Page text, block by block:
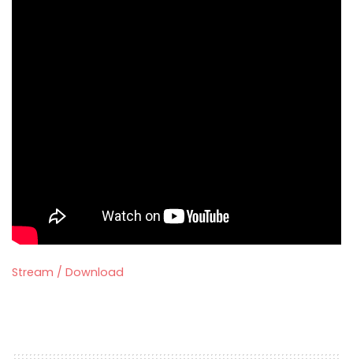
Stream / Download